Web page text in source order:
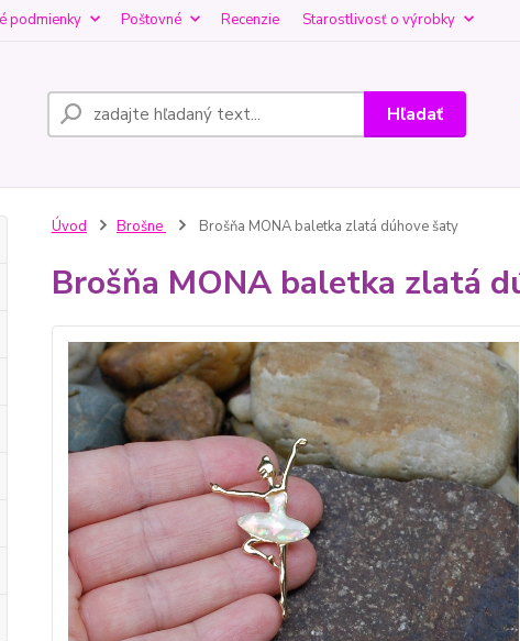
podmienky Poštovné Recenzie Starostlivosť o výrobky
Hľadať
Úvod Brošne Brošňa MONA baletka zlatá dúhove šaty
Brošňa MONA baletka zlatá